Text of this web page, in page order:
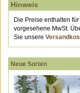
Hinweis
Die Preise enthalten
vorgesehene MwSt.
Sie unsere
Neue Sorten